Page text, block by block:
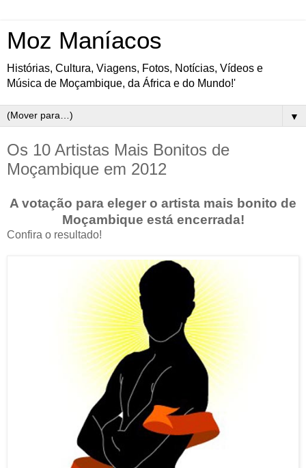
Moz Maníacos
Histórias, Cultura, Viagens, Fotos, Notícias, Vídeos e
Música de Moçambique, da África e do Mundo!'
▼
Os 10 Artistas Mais Bonitos de
Moçambique em 2012
A votação para eleger o artista mais bonito de
Moçambique está encerrada!
Confira o resultado!